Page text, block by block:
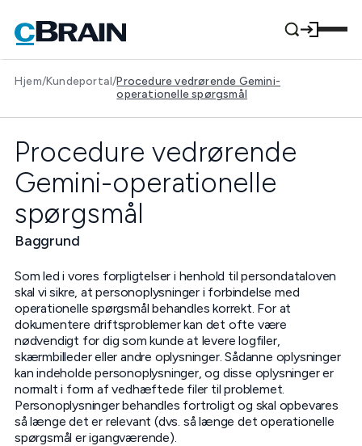
Hjem/Kundeportal/Procedure vedrørende Gemini-
operationelle spørgsmål
Procedure vedrørende
Gemini-operationelle
spørgsmål
Baggrund
Som led i vores forpligtelser i henhold til persondataloven
skal vi sikre, at personoplysninger i forbindelse med
operationelle spørgsmål behandles korrekt. For at
dokumentere driftsproblemer kan det ofte være
nødvendigt for dig som kunde at levere logfiler,
skærmbilleder eller andre oplysninger. Sådanne oplysninger
kan indeholde personoplysninger, og disse oplysninger er
normalt i form af vedhæftede filer til problemet.
Personoplysninger behandles fortroligt og skal opbevares
så længe det er relevant (dvs. så længe det operationelle
spørgsmål er igangværende).